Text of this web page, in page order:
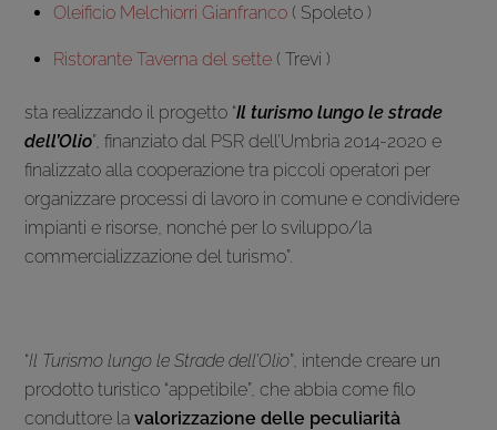
Oleificio Melchiorri Gianfranco ( Spoleto )
Ristorante Taverna del sette ( Trevi )
sta realizzando il progetto “Il turismo lungo le strade
dell’Olio”, finanziato dal PSR dell’Umbria 2014-2020 e
finalizzato alla cooperazione tra piccoli operatori per
organizzare processi di lavoro in comune e condividere
impianti e risorse, nonché per lo sviluppo/la
commercializzazione del turismo”.
“Il Turismo lungo le Strade dell’Olio”, intende creare un
prodotto turistico “appetibile”, che abbia come filo
conduttore lavalorizzazione delle peculiarità